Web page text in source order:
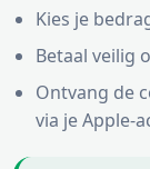
Kies je
Betaal veilig
Ontvang de
via je Apple-